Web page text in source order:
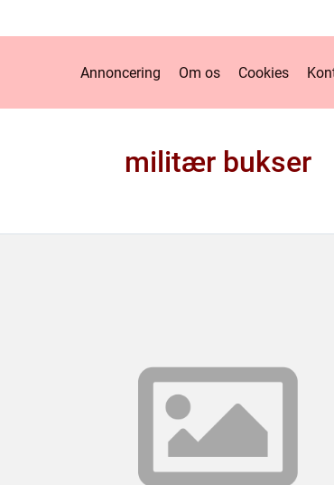
Annoncering Om os Cookies
militær bukser